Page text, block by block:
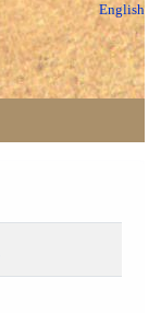
English